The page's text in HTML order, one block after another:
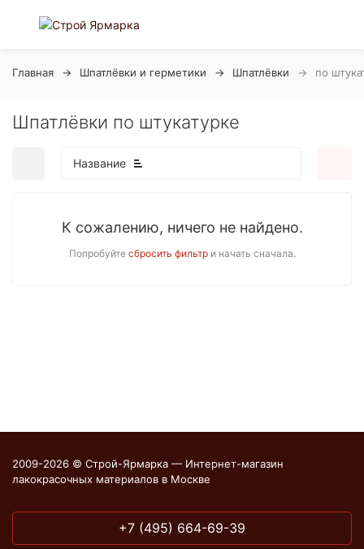
Главная Шпатлёвки и герметики Шпатлёвки по
Шпатлёвки по штукатурке
Название
К сожалению, ничего не найдено.
Попробуйте сбросить фильтри начать сначала.
2009-2026 © Строй-Ярмарка — Интернет-магазин
лакокрасочных материалов в Москве
+7 (495) 664-69-39